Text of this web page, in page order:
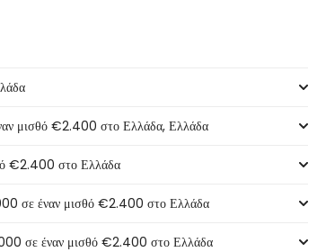
μισθό €2.400 στο Ελλάδα, Ελλάδα
€2.400 στο Ελλάδα
σε έναν μισθό €2.400 στο Ελλάδα
σε έναν μισθό €2.400 στο Ελλάδα